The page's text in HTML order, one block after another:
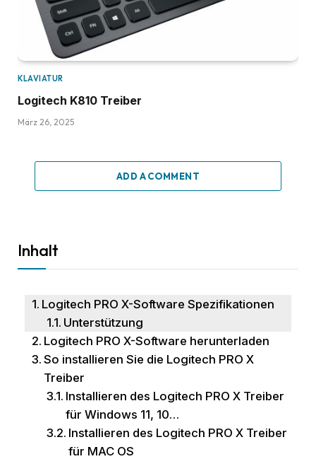
KLAVIATUR
Logitech K810 Treiber
März 26, 2025
ADD A COMMENT
Inhalt
Logitech PRO X-Software Spezifikationen
Unterstützung
Logitech PRO X-Software herunterladen
So installieren Sie die Logitech PRO X
Treiber
Installieren des Logitech PRO X Treiber
für Windows 11, 10…
Installieren des Logitech PRO X Treiber
für MAC OS